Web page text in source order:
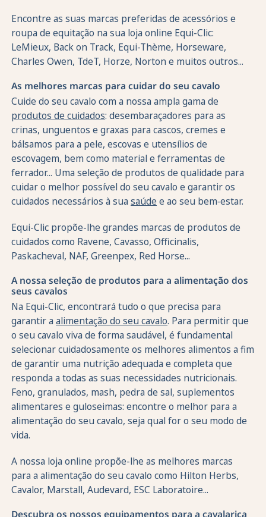
Encontre as suas marcas preferidas de acessórios e
roupa de equitação na sua loja online Equi-Clic:
LeMieux, Back on Track, Equi-Thème, Horseware,
Charles Owen, TdeT, Horze, Norton e muitos outros...
As melhores marcas para cuidar do seu cavalo
Cuide do seu cavalo com a nossa ampla gama de
produtos de cuidados: desembaraçadores para as
crinas, unguentos e graxas para cascos, cremes e
bálsamos para a pele, escovas e utensílios de
escovagem, bem como material e ferramentas de
ferrador... Uma seleção de produtos de qualidade para
cuidar o melhor possível do seu cavalo e garantir os
cuidados necessários à suasaúde e ao seu bem‑estar.
Equi-Clic propõe-lhe grandes marcas de produtos de
cuidados como Ravene, Cavasso, Officinalis,
Paskacheval, NAF, Greenpex, Red Horse...
A nossa seleção de produtos para a alimentação dos
seus cavalos
Na Equi-Clic, encontrará tudo o que precisa para
garantir aalimentação do seu cavalo. Para permitir que
o seu cavalo viva de forma saudável, é fundamental
selecionar cuidadosamente os melhores alimentos a fim
de garantir uma nutrição adequada e completa que
responda a todas as suas necessidades nutricionais.
Feno, granulados, mash, pedra de sal, suplementos
alimentares e guloseimas: encontre o melhor para a
alimentação do seu cavalo, seja qual for o seu modo de
vida.
A nossa loja online propõe-lhe as melhores marcas
para a alimentação do seu cavalo como Hilton Herbs,
Cavalor, Marstall, Audevard, ESC Laboratoire...
Descubra os nossos equipamentos para a cavalariça